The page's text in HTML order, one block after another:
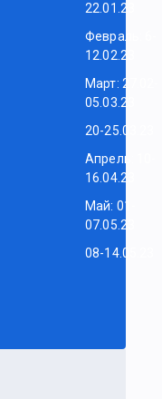
22.01.23
Февраль: 6-
12.02.23
Март: 27.02-
05.03.23
20-25.03.23
Апрель: 10-
16.04.23
Май: 01-
07.05.23
08-14.05.23